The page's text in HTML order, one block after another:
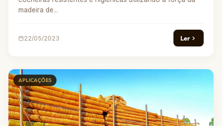
madeira de...
22/05/2023 Ler
APLICAÇÕES